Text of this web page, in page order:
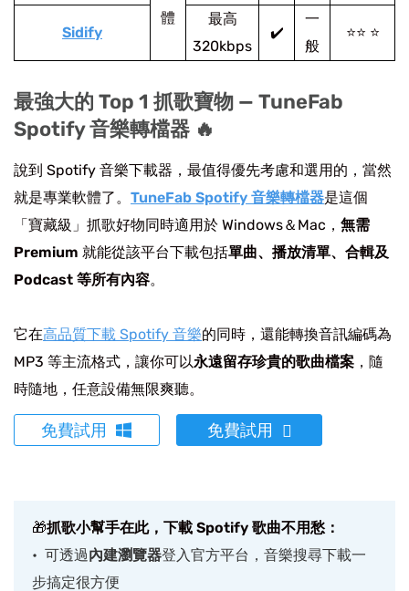
體
Sidify
最高
320kbps
✔️
一
般
⭐⭐ ⭐
最強大的 Top 1 抓歌寶物 — TuneFab
Spotify 音樂轉檔器 🔥
說到 Spotify 音樂下載器，最值得優先考慮和選用的，當然
就是專業軟體了。 TuneFab Spotify 音樂轉檔器是這個
「寶藏級」抓歌好物同時適用於 Windows＆Mac， 無需
Premium 就能從該平台下載包括單曲、播放清單、合輯及
Podcast 等所有內容。
它在高品質下載 Spotify 音樂的同時，還能轉換音訊編碼為
MP3 等主流格式，讓你可以永遠留存珍貴的歌曲檔案 ，隨
時隨地，任意設備無限爽聽。
免費試用 免費試用
🎁抓歌小幫手在此，下載 Spotify 歌曲不用愁：
可透過內建瀏覽器登入官方平台，音樂搜尋下載一
步搞定很方便